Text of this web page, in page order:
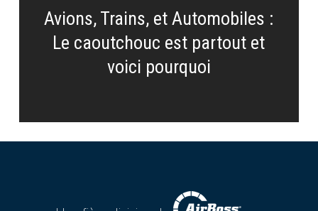
Avions, Trains, et Automobiles :
Le caoutchouc est partout et
voici pourquoi